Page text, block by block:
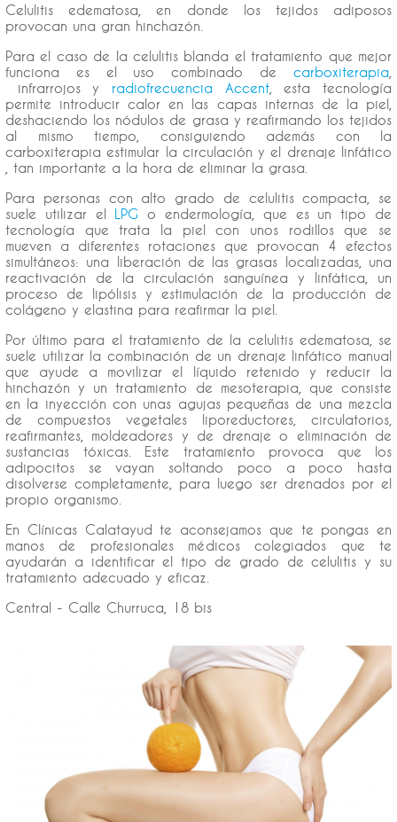
Celulitis edematosa, en donde los tejidos adiposos
provocan una gran hinchazón.
Para el caso de la celulitis blanda el tratamiento que mejor
funciona es el uso combinado de carboxiterapia
infrarrojos y radiofrecuencia Accent, esta tecnología
permite introducir calor en las capas internas de la piel,
deshaciendo los nódulos de grasa y reafirmando los tejidos
al mismo tiempo, consiguiendo además con la
carboxiterapia estimular la circulación y el drenaje linfático
, tan importante a la hora de eliminar la grasa.
Para personas con alto grado de celulitis compacta, se
suele utilizar el
LPG o endermología, que es un tipo de
tecnología que trata la piel con unos rodillos que se
mueven a diferentes rotaciones que provocan 4 efectos
simultáneos: una liberación de las grasas localizadas, una
reactivación de la circulación sanguínea y linfática, un
proceso de lipólisis y estimulación de la producción de
colágeno y elastina para reafirmar la piel.
Por último para el tratamiento de la celulitis edematosa, se
suele utilizar la combinación de un drenaje linfático manual
que ayude a movilizar el líquido retenido y reducir la
hinchazón y un tratamiento de mesoterapia, que consiste
en la inyección con unas agujas pequeñas de una mezcla
de compuestos vegetales liporeductores, circulatorios,
reafirmantes, moldeadores y de drenaje o eliminación de
sustancias tóxicas. Este tratamiento provoca que los
adipocitos se vayan soltando poco a poco hasta
disolverse completamente, para luego ser drenados por el
propio organismo.
En Clínicas Calatayud te aconsejamos que te pongas en
manos de profesionales médicos colegiados que te
ayudarán a identificar el tipo de grado de celulitis y su
tratamiento adecuado y eficaz.
Central - Calle Churruca, 18 bis